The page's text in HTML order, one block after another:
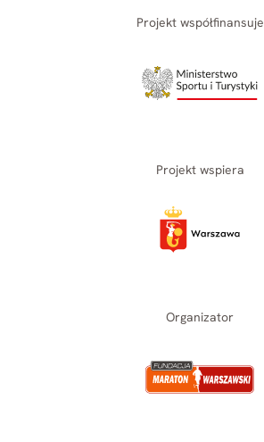
Projekt współfinansuje
Projekt wspiera
Organizator